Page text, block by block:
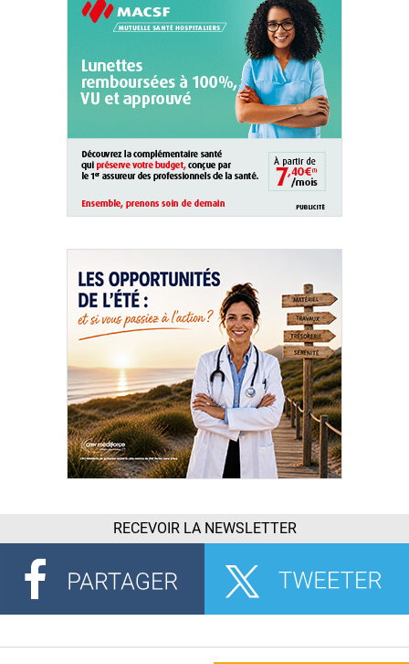
RECEVOIR LA NEWSLETTER